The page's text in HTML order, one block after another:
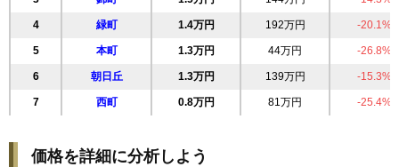
4 緑町 1.4万円 192万円 -20.1%
5 本町 1.3万円 44万円 -26.8%
6 朝日丘 1.3万円 139万円 -15.3%
7 西町 0.8万円 81万円 -25.4%
価格を詳細に分析しよう